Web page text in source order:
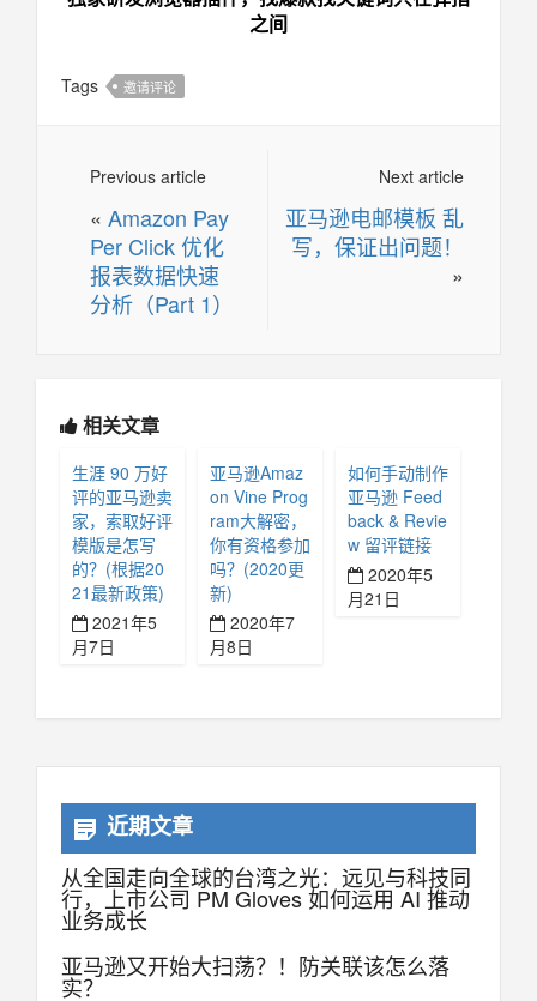
之间
Tags 邀请评论
Next article
亚马逊电邮模板 乱
写，保证出问题！
»
Previous article
« Amazon Pay
Per Click 优化
报表数据快速
分析（Part 1）
相关文章
生涯 90 万好
评的亚马逊卖
家，索取好评
模版是怎写
的？(根据20
21最新政策)
2021年5
月7日
亚马逊Amaz
on Vine Prog
ram大解密，
你有资格参加
吗？(2020更
新)
2020年7
月8日
如何手动制作
亚马逊 Feed
back & Revie
w 留评链接
2020年5
月21日
近期文章
从全国走向全球的台湾之光：远见与科技同
行，上市公司 PM Gloves 如何运用 AI 推动
业务成长
亚马逊又开始大扫荡？！防关联该怎么落
实？